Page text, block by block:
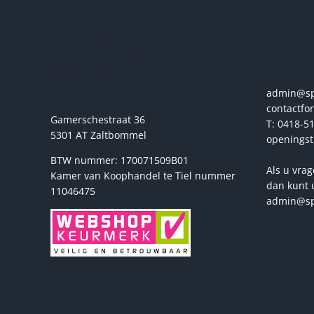
Gamerschestraat 36
5301 AT Zaltbommel
BTW nummer: 170071509B01
Kamer van Koophandel te Tiel nummer
11046475
T: 0418-
Als u
dan kunt